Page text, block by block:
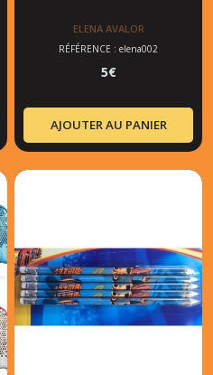
ELENA AVALOR
RÉFÉRENCE : elena002
5€
AJOUTER AU PANIER